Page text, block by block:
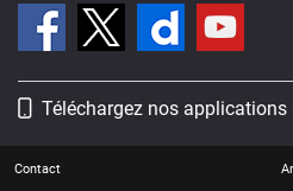
Téléchargez nos applications
Contact